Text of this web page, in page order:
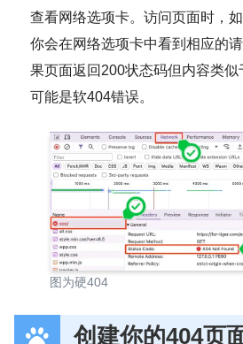
查看网络选项卡。访问页面时，
你会在网络选项卡中看到相应的
果页面返回200状态码但内容类
可能是软404错误。
图为硬404
创建你的404页